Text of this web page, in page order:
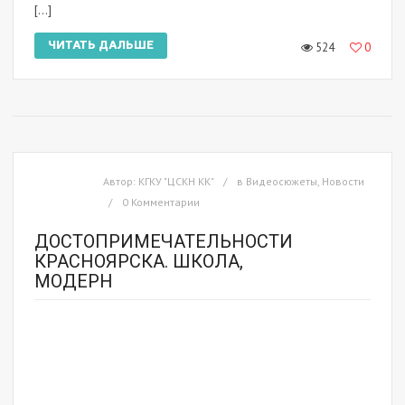
[…]
ЧИТАТЬ ДАЛЬШЕ 524 0
Автор: КГКУ "ЦСКН КК" в Видеосюжеты, Новости
0 Комментарии
ДОСТОПРИМЕЧАТЕЛЬНОСТИ
КРАСНОЯРСКА. ШКОЛА,
МОДЕРН